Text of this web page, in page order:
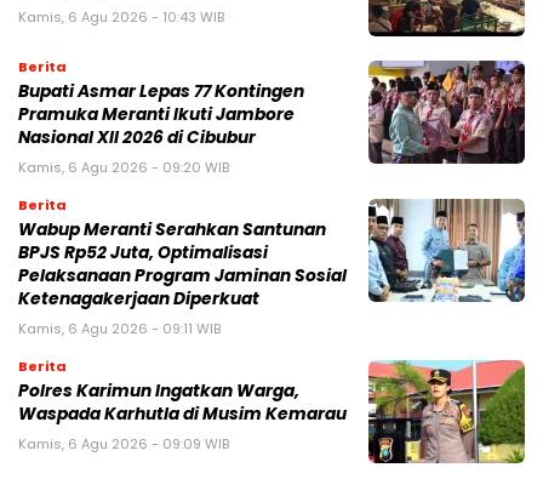
Kamis, 6 Agu 2026 - 10:43 WIB
Berita
Bupati Asmar Lepas 77 Kontingen
Pramuka Meranti Ikuti Jambore
Nasional XII 2026 di Cibubur
Kamis, 6 Agu 2026 - 09:20 WIB
Berita
Wabup Meranti Serahkan Santunan
BPJS Rp52 Juta, Optimalisasi
Pelaksanaan Program Jaminan Sosial
Ketenagakerjaan Diperkuat
Kamis, 6 Agu 2026 - 09:11 WIB
Berita
Polres Karimun Ingatkan Warga,
Waspada Karhutla di Musim Kemarau
Kamis, 6 Agu 2026 - 09:09 WIB